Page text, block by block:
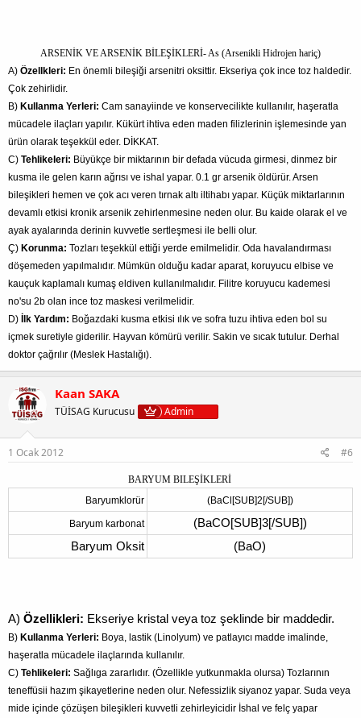
ARSENİK VE ARSENİK BİLEŞİKLERİ- As (Arsenikli Hidrojen hariç)
A) Özellkleri: En önemli bileşiği arsenitri oksittir. Ekseriya çok ince toz haldedir.
Çok zehirlidir.
B) Kullanma Yerleri: Cam sanayiinde ve konservecilikte kullanılır, haşeratla
mücadele ilaçları yapılır. Kükürt ihtiva eden maden filizlerinin işlemesinde yan
ürün olarak teşekkül eder. DİKKAT.
C) Tehlikeleri: Büyükçe bir miktarının bir defada vücuda girmesi, dinmez bir
kusma ile gelen karın ağrısı ve ishal yapar. 0.1 gr arsenik öldürür. Arsen
bileşikleri hemen ve çok acı veren tırnak altı iltihabı yapar. Küçük miktarlarının
devamlı etkisi kronik arsenik zehirlenmesine neden olur. Bu kaide olarak el ve
ayak ayalarında derinin kuvvetle sertleşmesi ile belli olur.
Ç) Korunma: Tozları teşekkül ettiği yerde emilmelidir. Oda havalandırması
döşemeden yapılmalıdır. Mümkün olduğu kadar aparat, koruyucu elbise ve
kauçuk kaplamalı kumaş eldiven kullanılmalıdır. Filitre koruyucu kademesi
no'su 2b olan ince toz maskesi verilmelidir.
D) İlk Yardım: Boğazdaki kusma etkisi ılık ve sofra tuzu ihtiva eden bol su
içmek suretiyle giderilir. Hayvan kömürü verilir. Sakin ve sıcak tutulur. Derhal
doktor çağrılır (Meslek Hastalığı).
Kaan SAKA
TÜİSAG Kurucusu Admin
1 Ocak 2012 #6
BARYUM BILEŞİKLERİ
Baryumklorür
(BaCl[SUB]2[/SUB])
Baryum karbonat
(BaCO[SUB]3[/SUB])
Baryum Oksit
(BaO)
A) Özellikleri: Ekseriye kristal veya toz şeklinde bir maddedir.
B) Kullanma Yerleri: Boya, lastik (Linolyum) ve patlayıcı madde imalinde,
haşeratla mücadele ilaçlarında kullanılır.
C) Tehlikeleri: Sağlıga zararlıdır. (Özellikle yutkunmakla olursa) Tozlarının
teneffüsii hazım şikayetlerine neden olur. Nefessizlik siyanoz yapar. Suda veya
mide içinde çözüşen bileşikleri kuvvetli zehirleyicidir İshal ve felç yapar